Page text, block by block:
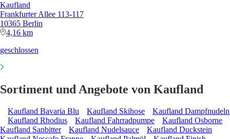
Kaufland
Frankfurter Allee 113-117
10365 Berlin
4,16 km
geschlossen
Sortiment und Angebote von Kaufland
Kaufland Bavaria Blu Kaufland Skihose
Kaufland Dampfnudeln
Kaufland Rhodius
Kaufland Fahrradpumpe
Kaufland Osborne
Kaufland Sanbitter
Kaufland Nudelsauce
Kaufland Duckstein